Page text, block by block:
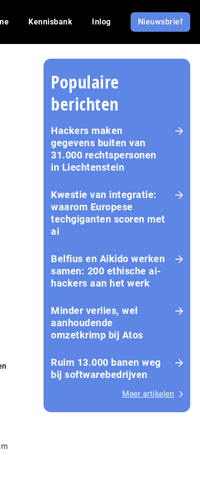
Kennisbank Inlog Nieuwsbrief
Populaire
berichten
Hackers maken
gegevens buiten van
31.000 rechtspersonen
in Liechtenstein
Kwestie van integratie:
waarom Europese
techgiganten scoren met
ai
Belfius en Aikido werken
samen: 200 ethische ai-
hackers aan het werk
Minder verlies, wel
aanhoudende
omzetkrimp bij Atos
Ruim 13.000 banen weg
bij softwarebedrijven
Meer artikelen